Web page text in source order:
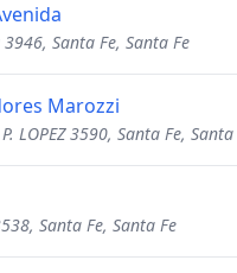
Santa Fe, Santa Fe
Marozzi
P. LOPEZ 3590, Santa Fe, Santa
Santa Fe, Santa Fe